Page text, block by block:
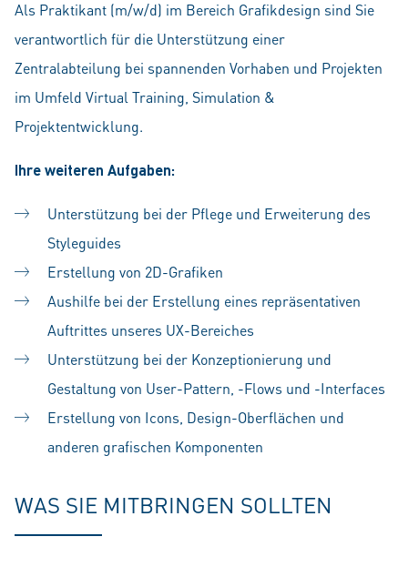
Als Praktikant (m/w/d) im Bereich Grafikdesign sind Sie
verantwortlich für die Unterstützung einer
Zentralabteilung bei spannenden Vorhaben und Projekten
im Umfeld Virtual Training, Simulation &
Projektentwicklung.
Ihreweiteren Aufgaben:
Unterstützung bei der Pflege und Erweiterung des
Styleguides
Erstellung von 2D-Grafiken
Aushilfe bei der Erstellung eines repräsentativen
Auftrittes unseres UX-Bereiches
Unterstützung bei der Konzeptionierung und
Gestaltung von User-Pattern, -Flows und -Interfaces
Erstellung von Icons, Design-Oberflächen und
anderen grafischen Komponenten
WAS SIE MITBRINGEN SOLLTEN